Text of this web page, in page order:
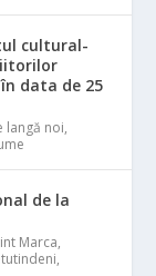
cultural-
data de 25
langă noi,
de la
Marca,
,